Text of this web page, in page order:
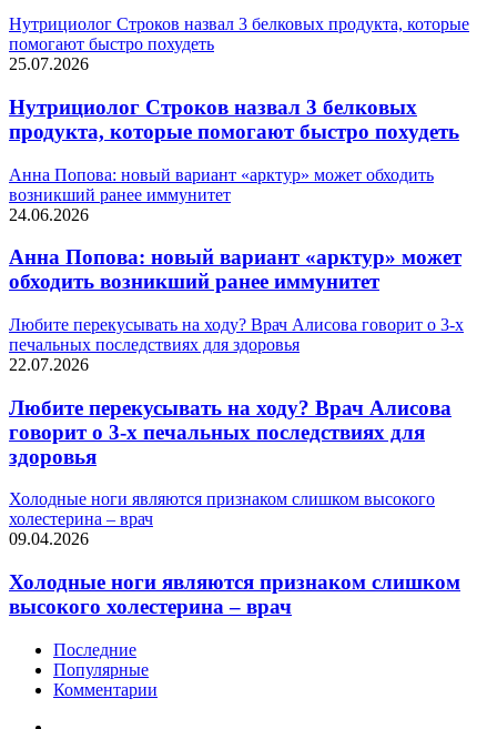
Нутрициолог Строков назвал 3 белковых продукта, которые
помогают быстро похудеть
25.07.2026
Нутрициолог Строков назвал 3 белковых
продукта, которые помогают быстро похудеть
Анна Попова: новый вариант «арктур» может обходить
возникший ранее иммунитет
24.06.2026
Анна Попова: новый вариант «арктур» может
обходить возникший ранее иммунитет
Любите перекусывать на ходу? Врач Алисова говорит о 3-х
печальных последствиях для здоровья
22.07.2026
Любите перекусывать на ходу? Врач Алисова
говорит о 3-х печальных последствиях для
здоровья
Холодные ноги являются признаком слишком высокого
холестерина – врач
09.04.2026
Холодные ноги являются признаком слишком
высокого холестерина – врач
Последние
Популярные
Комментарии